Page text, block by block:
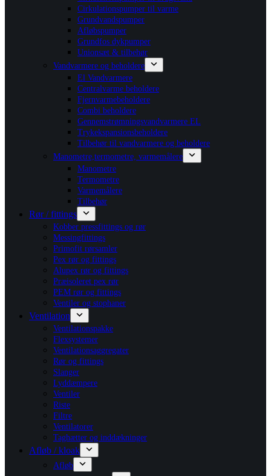
Cirkulationspumper til varme
Grundvandspumper
Afløbspumper
Grundfos dykpumper
Unionsæt & tilbehør
Vandvarmere og beholdere
El Vandvarmere
Centralvarme beholdere
Fjernvarmebeholdere
Combi beholdere
Gennemstrømningsvandvarmere EL
Trykekspansionsbeholdere
Tilbehør til vandvarmere og beholdere
Manometre,termometre, varmemålere
Manometre
Termometre
Varmemålere
Tilbehør
Rør / fittings
Kobber pressfittings og rør
Messingfittings
Primofit rørsamler
Pex rør og fittings
Alupex rør og fittings
Præisoleret pex rør
PEM rør og fittings
Ventiler og stophaner
Ventilation
Ventilationspakke
Flexsystemer
Ventilationsaggregater
Rør og fittings
Slanger
Lyddæmpere
Ventiler
Riste
Filtre
Ventilatorer
Taghætter og inddækninger
Afløb / kloak
Afløb